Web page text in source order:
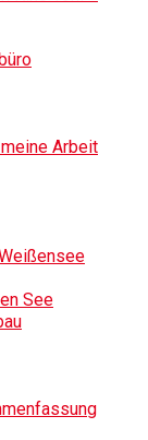
Arbeit
See